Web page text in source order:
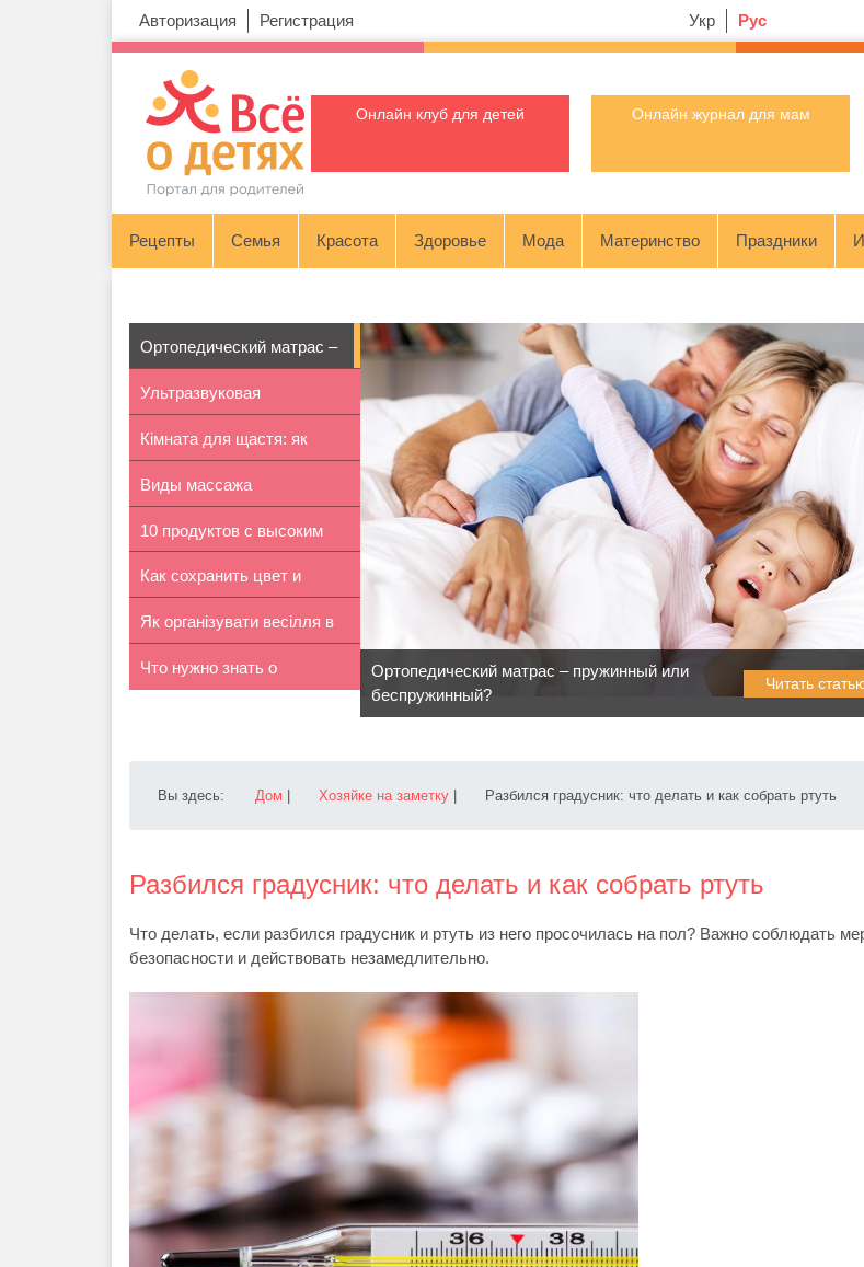
Авторизация Регистрация Укр Рус
Онлайн клуб для детей Онлайн журнал для мам
Рецепты Семья Красота Здоровье Мода Материнство Праздники
Ортопедический матрас –
пружинн...
Ультразвуковая
липосакция: суть...
Кімната для щастя: як
правильно...
Виды массажа
10 продуктов с высоким
содержан...
Как сохранить цвет и
яркость та...
Як організувати весілля в
стилі...
Что нужно знать о
Ортопедический матрас – пружинный или
беспружинный?
Читать
Вы здесь: Дом Хозяйке на заметку Разбился градусник: что делать и как собрать ртуть
Разбился градусник: что делать и как собрать ртуть
Что делать, если разбился градусник и ртуть из него просочилась на пол? Важно соблюдать
безопасности и действовать незамедлительно.